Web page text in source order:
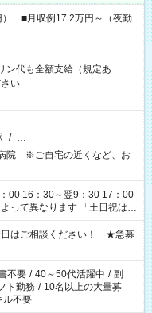
） ■月収例17.2万円～（夜勤
代も全額支給（規定あ
い
/ …
院 ※ご自宅の近くなど、お
00 16：30～翌9：30 17：00
ります 「土日祝は休
もう少し遅い時間から始めた
いたします。 ※未経験
の仕事を経験いただき、 お
お休みが
さい。
日はご相談ください！ ★急募
不要 / 40～50代活躍中 / 副
ト勤務 / 10名以上の大量募
ル不要